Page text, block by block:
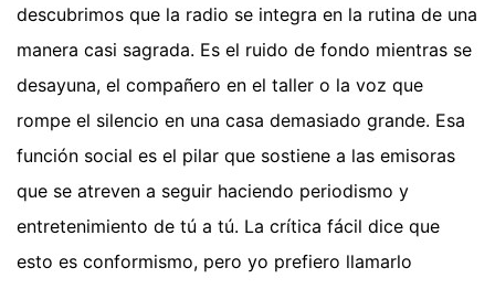
descubrimos que la radio se integra en la rutina de una
manera casi sagrada. Es el ruido de fondo mientras se
desayuna, el compañero en el taller o la voz que
rompe el silencio en una casa demasiado grande. Esa
función social es el pilar que sostiene a las emisoras
que se atreven a seguir haciendo periodismo y
entretenimiento de tú a tú. La crítica fácil dice que
esto es conformismo, pero yo prefiero llamarlo